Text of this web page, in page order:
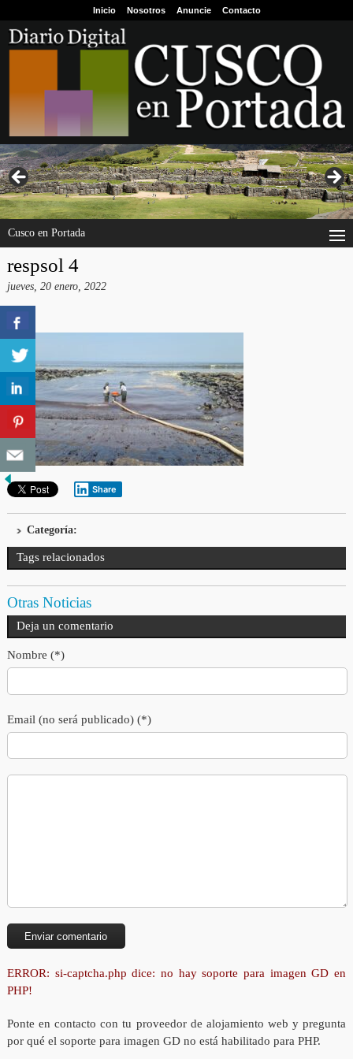
Inicio Nosotros Anuncie Contacto
Cusco en Portada
respsol 4
jueves, 20 enero, 2022
Share
Categoría:
Tags relacionados
Otras Noticias
Deja un comentario
Nombre (*)
Email (no será publicado) (*)
ERROR: si-captcha.php dice: no hay soporte para imagen GD en
PHP!
Ponte en contacto con tu proveedor de alojamiento web y pregunta
por qué el soporte para imagen GD no está habilitado para PHP.